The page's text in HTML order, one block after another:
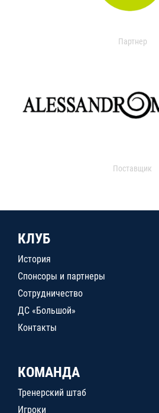
Партнер
Поставщик
КЛУБ
История
Спонсоры и партнеры
Сотрудничество
ДС «Большой»
Контакты
КОМАНДА
Тренерский штаб
Игроки